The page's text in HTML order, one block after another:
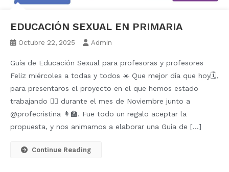
EDUCACIÓN SEXUAL EN PRIMARIA
Octubre 22, 2025 Admin
Guía de Educación Sexual para profesoras y profesores
Feliz miércoles a todas y todos ☀️ Que mejor día que hoy🗓️,
para presentaros el proyecto en el que hemos estado
trabajando ✍🏼 durante el mes de Noviembre junto a
@profecristina 👩‍🏫. Fue todo un regalo aceptar la
propuesta, y nos animamos a elaborar una Guía de […]
Continue Reading